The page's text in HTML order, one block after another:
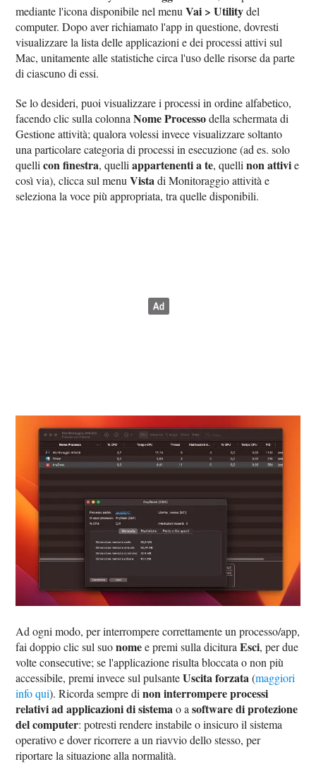
mediante l'icona disponibile nel menuVai > Utilitydel
computer. Dopo aver richiamato l'app in questione, dovresti
visualizzare la lista delle applicazioni e dei processi attivi sul
Mac, unitamente alle statistiche circa l'uso delle risorse da parte
di ciascuno di essi.
Se lo desideri, puoi visualizzare i processi in ordine alfabetico,
facendo clic sulla colonnaNome Processodella schermata di
Gestione attività; qualora volessi invece visualizzare soltanto
una particolare categoria di processi in esecuzione (ad es. solo
quellicon finestra, quelliappartenenti a te, quellinon attivie
così via), clicca sul menuVistadi Monitoraggio attività e
seleziona la voce più appropriata, tra quelle disponibili.
Ad ogni modo, per interrompere correttamente un processo/app,
fai doppio clic sul suonomee premi sulla dicituraEsci, per due
volte consecutive; se l'applicazione risulta bloccata o non più
accessibile, premi invece sul pulsanteUscita forzata(maggiori
info qui). Ricorda sempre dinon interrompere processi
relativi ad applicazioni di sistemao asoftware di protezione
del computer: potresti rendere instabile o insicuro il sistema
operativo e dover ricorrere a un riavvio dello stesso, per
riportare la situazione alla normalità.